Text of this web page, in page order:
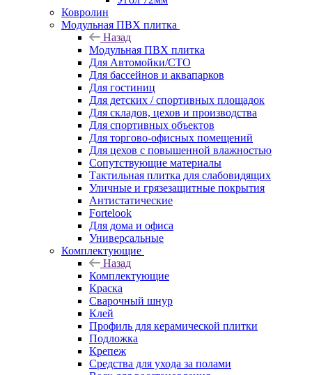
Ковролин
Модульная ПВХ плитка
Назад
Модульная ПВХ плитка
Для Автомойки/СТО
Для бассейнов и аквапарков
Для гостиниц
Для детских / спортивных площадок
Для складов, цехов и производства
Для спортивных объектов
Для торгово-офисных помещений
Для цехов с повышенной влажностью
Сопутствующие материалы
Тактильная плитка для слабовидящих
Уличные и грязезащитные покрытия
Антистатические
Fortelook
Для дома и офиса
Универсальные
Комплектующие
Назад
Комплектующие
Краска
Сварочный шнур
Клей
Профиль для керамической плитки
Подложка
Крепеж
Средства для ухода за полами